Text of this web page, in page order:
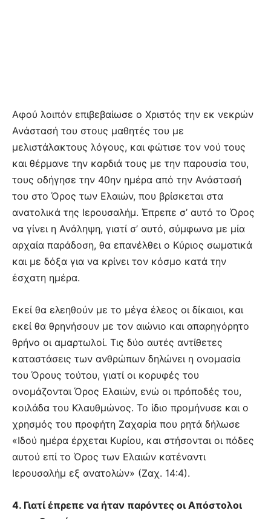
Αφού λοιπόν επιβεβαίωσε ο Χριστός την εκ νεκρών
Ανάστασή του στους μαθητές του με
μελιστάλακτους λόγους, και φώτισε τον νού τους
και θέρμανε την καρδιά τους με την παρουσία του,
τους οδήγησε την 40ην ημέρα από την Ανάστασή
του στο Όρος των Ελαιών, που βρίσκεται στα
ανατολικά της Ιερουσαλήμ. Έπρεπε σ’ αυτό το Όρος
να γίνει η Ανάληψη, γιατί σ’ αυτό, σύμφωνα με μία
αρχαία παράδοση, θα επανέλθει ο Κύριος σωματικά
και με δόξα για να κρίνει τον κόσμο κατά την
έσχατη ημέρα.
Εκεί θα ελεηθούν με το μέγα έλεος οι δίκαιοι, και
εκεί θα θρηνήσουν με τον αιώνιο και απαρηγόρητο
θρήνο οι αμαρτωλοί. Τις δύο αυτές αντίθετες
καταστάσεις των ανθρώπων δηλώνει η ονομασία
του Όρους τούτου, γιατί οι κορυφές του
ονομάζονται Όρος Ελαιών, ενώ οι πρόποδές του,
κοιλάδα του Κλαυθμώνος. Το ίδιο προμήνυσε και ο
χρησμός του προφήτη Ζαχαρία που ρητά δήλωσε
«Ιδού ημέρα έρχεται Κυρίου, και στήσονται οι πόδες
αυτού επί το Όρος των Ελαιών κατέναντι
Ιερουσαλήμ εξ ανατολών» (Ζαχ. 14:4).
4. Γιατί έπρεπε να ήταν παρόντες οι Απόστολοι